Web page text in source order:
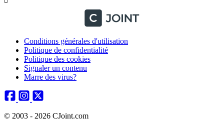
Conditions générales d'utilisation
Politique de confidentialité
Politique des cookies
Signaler un contenu
Marre des virus?
© 2003 - 2026 CJoint.com